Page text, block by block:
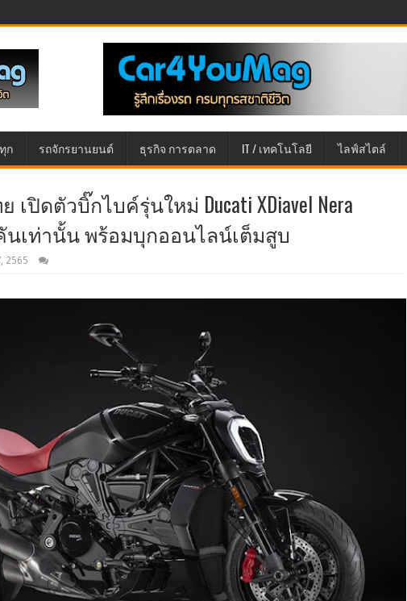
ก รถจักรยานยนต์ ธุรกิจ การตลาด IT / เทคโนโลยี ไลฟ์สไตล์
เปิดตัวบิ๊กไบค์รุ่นใหม่ Ducati XDiavel Nera
คันเท่านั้น พร้อมบุกออนไลน์เต็มสูบ
2565